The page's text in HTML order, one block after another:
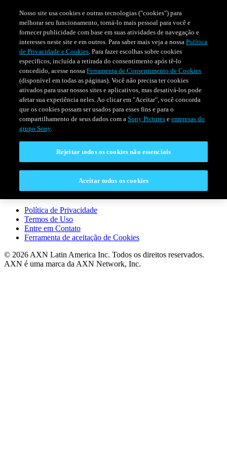
PROGRAMAÇÃO EVENTOS ESPECIAIS
CONECTAR
Entre em Contato
LEGAL
Política de Privacidade
Termos de Uso
Entre em Contato
Ferramenta de aceitação de Cookies
© 2026 AXN Latin America Inc. Todos os direitos reservados.
AXN é uma marca da AXN Network, Inc.
Nosso site usa cookies e outras tecnologias ("cookies") para
melhorar seu funcionamento, torná-lo mais pessoal para você e
fornecer publicidade com base em suas atividades de navegação e
interesses neste site e em outros. Para saber mais veja a nossaPolítica
de Privacidade e Cookies. Para fazer escolhas sobre cookies
específicos, incluída a retirada do consentimento após tê-lo
concedido, acesse nossaFerramenta de Consentimento de Cookies
(disponível em todas as páginas). Você não precisa ter cookies
ativados para usar nossos sites e aplicativos, mas desativá-los pode
afetar sua experiência neles. Ao clicar em "Aceitar", você concorda
que os cookies possam ser usados para esses fins e para o
compartilhamento de seus dados com aSony Pictures eempresas do
grupo Sony.
Rejeitar todos os cookies não essenciais
Aceitar todos os cookies